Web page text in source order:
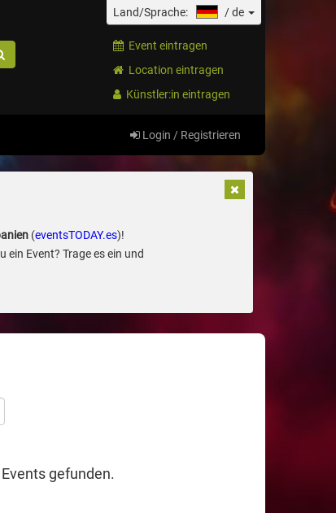
Land/Sprache: /de
Event eintragen
Location eintragen
Künstler:in eintragen
Login / Registrieren
(eventsTODAY.es)!
Event? Trage es ein und
gefunden.